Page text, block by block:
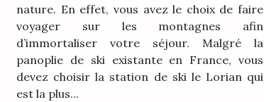
nature. En effet, vous avez le choix de faire
voyager sur les montagnes afin
d’immortaliser votre séjour. Malgré la
panoplie de ski existante en France, vous
devez choisir la station de ski le Lorian qui
est la plus...